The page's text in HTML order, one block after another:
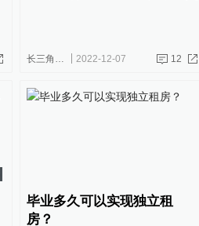
长三角政商 2022-12-07 12
毕业多久可以实现独立租
房？